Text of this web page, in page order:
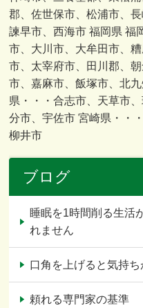
郡、佐世保市、松浦市、
諫早市、西海市 福岡県 福
市、大川市、大牟田市、
市、太宰府市、田川郡、
市、嘉麻市、飯塚市、北
県・・・合志市、天草市
分市、宇佐市 宮崎県・・
柳井市
ブログ
睡眠を1時間削る生活
れません
口角を上げると気持ち
頼れる専門家の基準